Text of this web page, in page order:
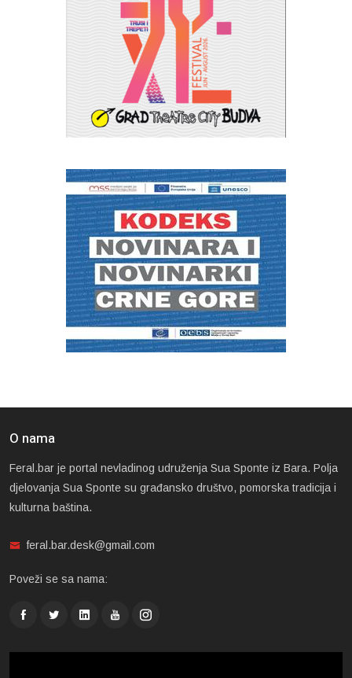
O nama
Feral.bar je portal nevladinog udruženja Sua Sponte iz Bara. Polja
djelovanja Sua Sponte su građansko društvo, pomorska tradicija i
kulturna baština.
feral.bar.desk@gmail.com
Poveži se sa nama: